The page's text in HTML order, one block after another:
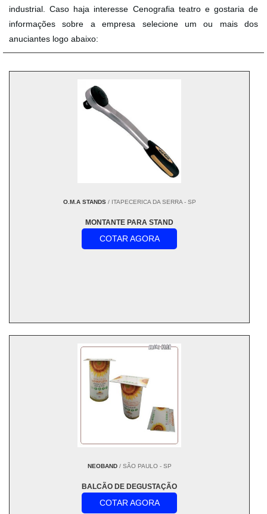
industrial. Caso haja interesse Cenografia teatro e gostaria de
informações sobre a empresa selecione um ou mais dos
anuciantes logo abaixo:
O.M.A STANDS/ ITAPECERICA DA SERRA - SP
MONTANTE PARA STAND
COTAR AGORA
NEOBAND/ SÃO PAULO - SP
BALCÃO DE DEGUSTAÇÃO
COTAR AGORA